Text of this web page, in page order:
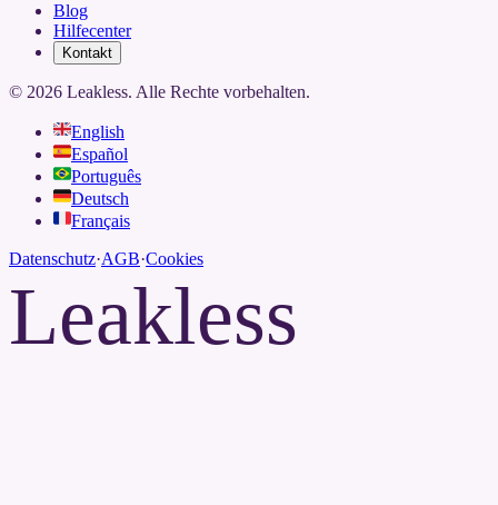
Blog
Hilfecenter
Kontakt
© 2026 Leakless. Alle Rechte vorbehalten.
English
Español
Português
Deutsch
Français
Datenschutz·AGB·Cookies
Leakless